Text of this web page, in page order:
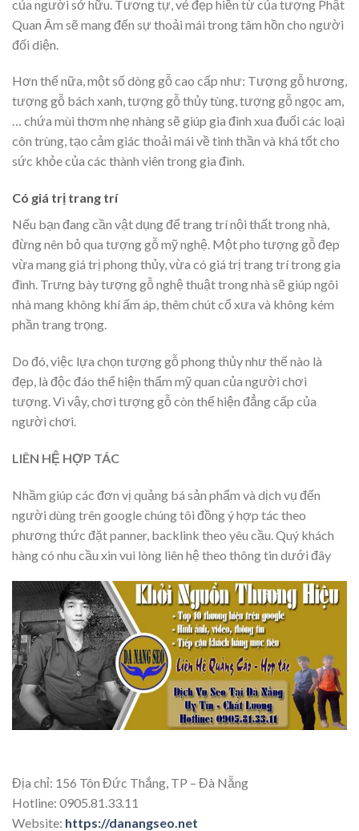
của người sở hữu. Tương tự, vẻ đẹp hiền từ của tượng Phật
Quan Âm sẽ mang đến sự thoải mái trong tâm hồn cho người
đối diện.
Hơn thế nữa, một số dòng gỗ cao cấp như: Tượng gỗ hương,
tượng gỗ bách xanh, tượng gỗ thủy tùng, tượng gỗ ngọc am,
… chứa mùi thơm nhẹ nhàng sẽ giúp gia đình xua đuổi các loại
côn trùng, tạo cảm giác thoải mái về tinh thần và khá tốt cho
sức khỏe của các thành viên trong gia đình.
Có giá trị trang trí
Nếu bạn đang cần vật dụng để trang trí nội thất trong nhà,
đừng nên bỏ qua tượng gỗ mỹ nghệ. Một pho tượng gỗ đẹp
vừa mang giá trị phong thủy, vừa có giá trị trang trí trong gia
đình. Trưng bày tượng gỗ nghệ thuật trong nhà sẽ giúp ngôi
nhà mang không khí ấm áp, thêm chút cổ xưa và không kém
phần trang trọng.
Do đó, việc lựa chọn tượng gỗ phong thủy như thế nào là
đẹp, là độc đáo thể hiện thẩm mỹ quan của người chơi
tượng. Vì vậy, chơi tượng gỗ còn thể hiện đẳng cấp của
người chơi.
LIÊN HỆ HỢP TÁC
Nhầm giúp các đơn vị quảng bá sản phẩm và dịch vụ đến
người dùng trên google chúng tôi đồng ý hợp tác theo
phương thức đặt panner, backlink theo yêu cầu. Quý khách
hàng có nhu cầu xin vui lòng liên hệ theo thông tin dưới đây
Địa chỉ: 156 Tôn Đức Thắng, TP – Đà Nẵng
Hotline: 0905.81.33.11
Website: https://danangseo.net